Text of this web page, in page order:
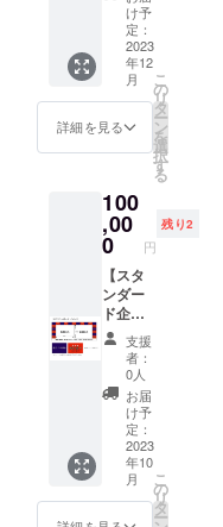
サイ
ズ）で
す。
（デザ
インに
より変
更の可
能性が
ありま
掲載方
法は、
文字の
み・ロ
ゴ・バ
ナー掲
載など
ご指定
くださ
い。 ※
掲載内
容は
メール
にて打
合せさ
せてい
ただき
ます。
き）、
たけの
花作品
竹の灯
篭、神
社境内
にて掲
示】 ・
アルバ
ムに、
動画（5
分程
度）で
の御礼
メッ
セージ
URLを
付けて
お送り
しま
す。 ・
ご自宅
で楽し
んでい
ただけ
る、た
け予
定：
2023
年12
月
詳細を見る
こ
の
リ
タ
ー
ン
を
選
択
す
る
100
,00
0 円
残り2
【スタ
ンダー
ド企業
スポン
サー枠
（企業
名掲載
841㎜
×594
㎜）】
夜灯祭
りの企
業スポ
ンサー
支援
者：
0人
お届
け予
定：
2023
年10
月
こ
の
リ
タ
ー